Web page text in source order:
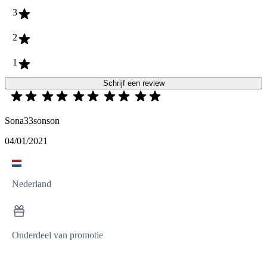
3
2
1
Schrijf een review
Sona33sonson
04/01/2021
Nederland
Onderdeel van promotie